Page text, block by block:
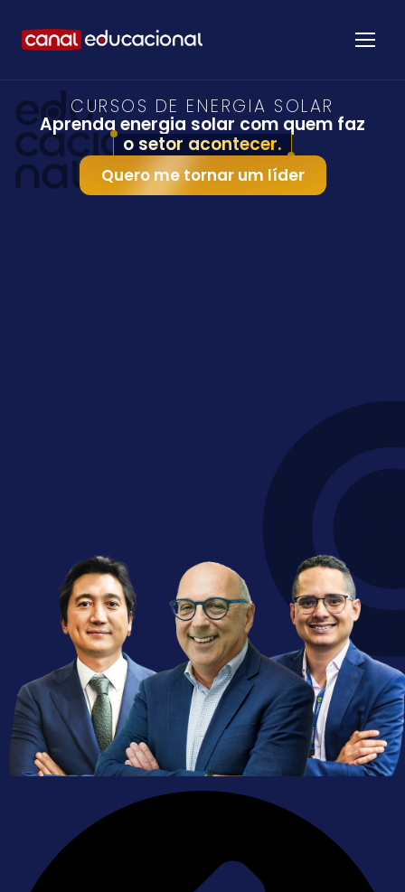
CURSOS DE ENERGIA SOLAR
Aprenda energia solar com quem faz
o setor acontecer.
Quero me tornar um líder